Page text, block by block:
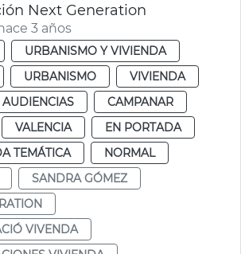
Next Generation
3 años
URBANISMO Y VIVIENDA
URBANISMO
VIVIENDA
CAMPANAR
VALENCIA
EN PORTADA
TEMÁTICA
NORMAL
SANDRA GÓMEZ
VIVENDA